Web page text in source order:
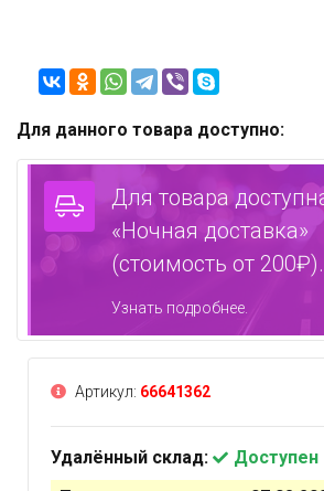
Для данного товара доступно:
Для товара
«Ночная доставка»
(стоимость от 200₽).
Узнать подробнее.
Артикул: 66641362
Удалённый склад:
Доступен